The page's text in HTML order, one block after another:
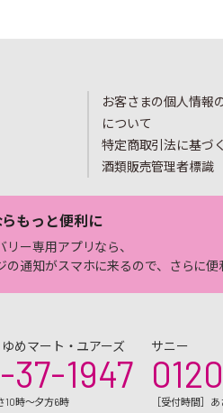
お客さまの個人情報
について
特定商取引法に基づ
酒類販売管理者標識
もっと便利に
リー専用アプリなら、
の通知がスマホに来るので、さらに便
めマート・ユアーズ
37-1947
10時～夕方6時
サニー
［受付時間］